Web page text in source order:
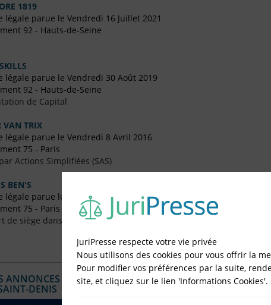
1819
légale parue le Vendredi 16 Juillet 2021
92 - Hauts-de-Seine
légale parue le Vendredi 30 Août 2019
92 - Hauts-de-Seine
de Capital
VAN TRIX
légale parue le Vendredi 8 Avril 2016
75 - Paris
Actions Simplifiées (SAS)
BEN'S
légale parue le Vendredi 4 Septembre 2015
75 - Paris
de siège dans un Autre Département (Arrivée)
ANNONCES LÉGALES PUBLIÉES EN LIGNE DANS LE
DENIS
JuriPresse respecte votre vie privée
Nous utilisons des cookies pour vous offrir la
Pour modifier vos préférences par la suite,
site, et cliquez sur le lien 'Informations Cookies'.